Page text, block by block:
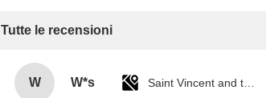
Tutte le recensioni
W W*s Saint Vincent and the Grenadines